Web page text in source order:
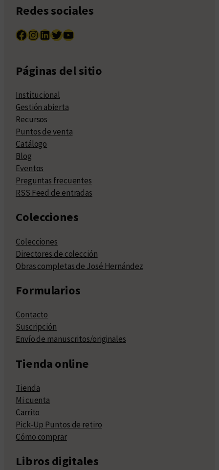
Redes sociales
Facebook InstagramLinkedIn Twitter YouTube
Páginas del sitio
Institucional
Gestión abierta
Recursos
Puntos de venta
Catálogo
Blog
Eventos
Preguntas frecuentes
RSS Feed de entradas
Colecciones
Colecciones
Directores de colección
Obras completas de José Hernández
Formularios
Contacto
Suscripción
Envío de manuscritos/originales
Tienda online
Tienda
Mi cuenta
Carrito
Pick-Up Puntos de retiro
Cómo comprar
Libros digitales